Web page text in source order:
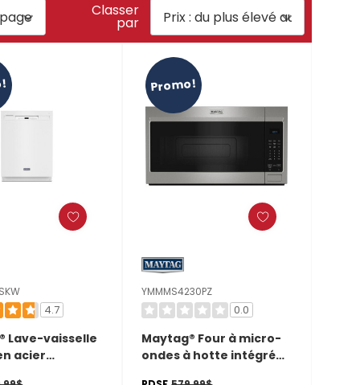
Classer
par
4.7
Lave-vaisselle
acier
Promo!
YMMMS4230PZ
0.0
Maytag® Four à micro-
ondes à hotte intégrée